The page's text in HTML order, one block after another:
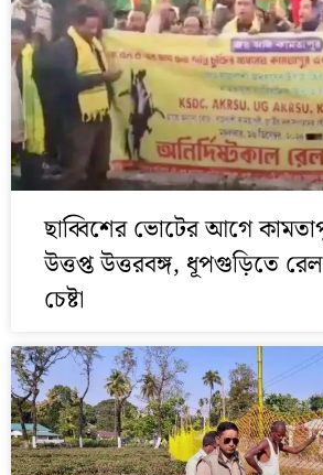
ছাব্বিশের ভোটের আগে
উত্তপ্ত উত্তরবঙ্গ, ধূপগুড়িতে
চেষ্টা